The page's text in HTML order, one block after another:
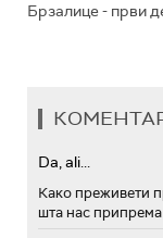
Брзалице - први
Da, ali...
Како преживети
шта нас